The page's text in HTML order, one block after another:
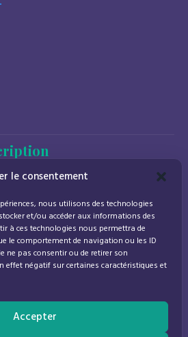
le consentement
nous utilisons des technologies
et/ou accéder aux informations des
à ces technologies nous permettra de
le comportement de navigation ou les ID
ne pas consentir ou de retirer son
effet négatif sur certaines caractéristiques et
Accepter
emails marketing conformément à la